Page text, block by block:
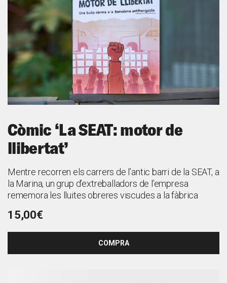
Còmic ‘La SEAT: motor de
llibertat’
Mentre recorren els carrers de l’antic barri de la SEAT, a
la Marina, un grup d’extreballadors de l’empresa
rememora les lluites obreres viscudes a la fàbrica
15,00€
COMPRA